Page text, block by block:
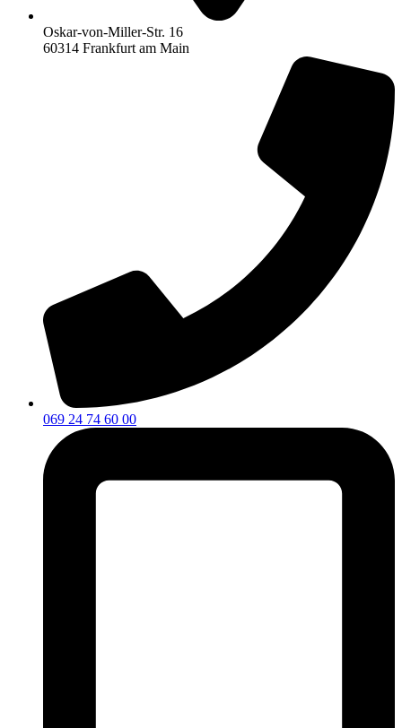
Oskar-von-Miller-Str. 16
60314 Frankfurt am Main
069 24 74 60 00